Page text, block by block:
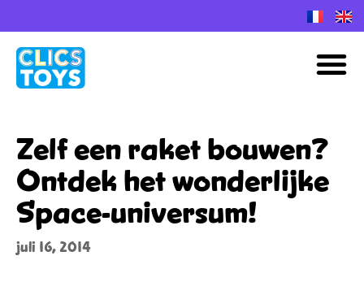
inhoud
Zelf een raket bouwen?
Ontdek het wonderlijke
Space-universum!
juli 16, 2014